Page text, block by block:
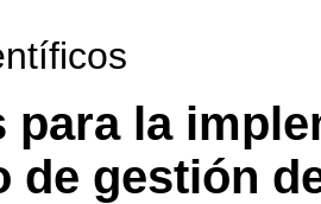
para la
de gestión